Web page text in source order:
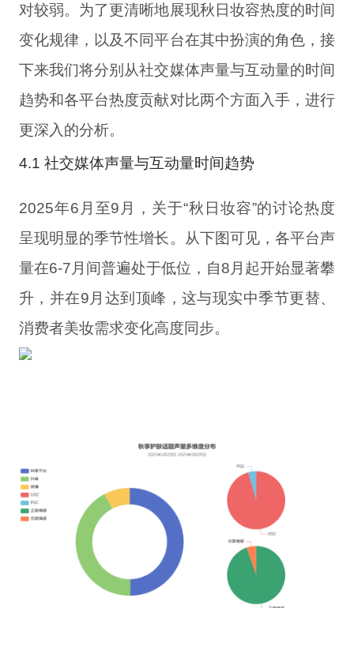
对较弱。为了更清晰地展现秋日妆容热度的时间
变化规律，以及不同平台在其中扮演的角色，接
下来我们将分别从社交媒体声量与互动量的时间
趋势和各平台热度贡献对比两个方面入手，进行
更深入的分析。
4.1 社交媒体声量与互动量时间趋势
2025年6月至9月，关于“秋日妆容”的讨论热度
呈现明显的季节性增长。从下图可见，各平台声
量在6-7月间普遍处于低位，自8月起开始显著攀
升，并在9月达到顶峰，这与现实中季节更替、
消费者美妆需求变化高度同步。